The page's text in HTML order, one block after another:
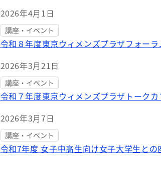
2026年4月1日
講座・イベント
令和８年度東京ウィメンズプラザフォー
2026年3月21日
講座・イベント
令和７年度東京ウィメンズプラザトーク
2026年3月7日
講座・イベント
令和7年度 女子中高生向け女子大学生と